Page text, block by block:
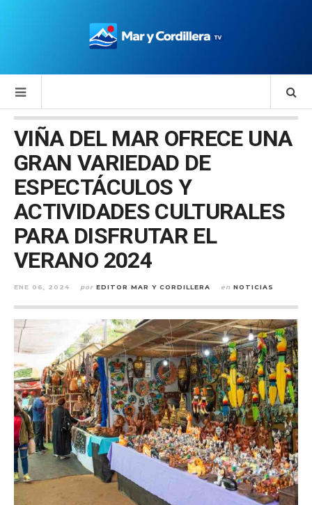
VIÑA DEL MAR OFRECE UNA
GRAN VARIEDAD DE
ESPECTÁCULOS Y
ACTIVIDADES CULTURALES
PARA DISFRUTAR EL
VERANO 2024
ENE 06, 2024 por EDITOR MAR Y CORDILLERA en NOTICIAS